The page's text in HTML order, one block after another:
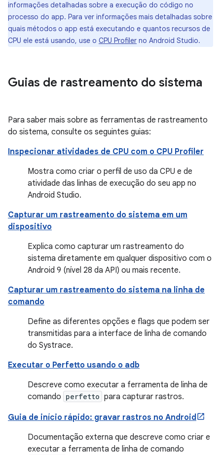
informações detalhadas sobre a execução do código no
processo do app. Para ver informações mais detalhadas sobre
quais métodos o app está executando e quantos recursos de
CPU ele está usando, use o CPU Profiler no Android Studio.
Guias de rastreamento do sistema
Para saber mais sobre as ferramentas de rastreamento
do sistema, consulte os seguintes guias:
Inspecionar atividades de CPU com o CPU Profiler
Mostra como criar o perfil de uso da CPU e de
atividade das linhas de execução do seu app no
Android Studio.
Capturar um rastreamento do sistema em um
dispositivo
Explica como capturar um rastreamento do
sistema diretamente em qualquer dispositivo com o
Android 9 (nível 28 da API) ou mais recente.
Capturar um rastreamento do sistema na linha de
comando
Define as diferentes opções e flags que podem ser
transmitidas para a interface de linha de comando
do Systrace.
Executar o Perfetto usando o adb
Descreve como executar a ferramenta de linha de
comando perfetto para capturar rastros.
Guia de início rápido: gravar rastros no Android
Documentação externa que descreve como criar e
executar a ferramenta de linha de comando